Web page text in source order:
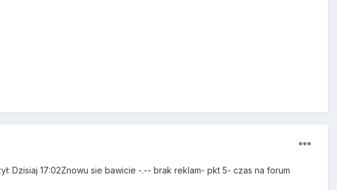
Dzisiaj 17:02Znowu sie bawicie -.-- brak reklam- pkt 5- czas na forum